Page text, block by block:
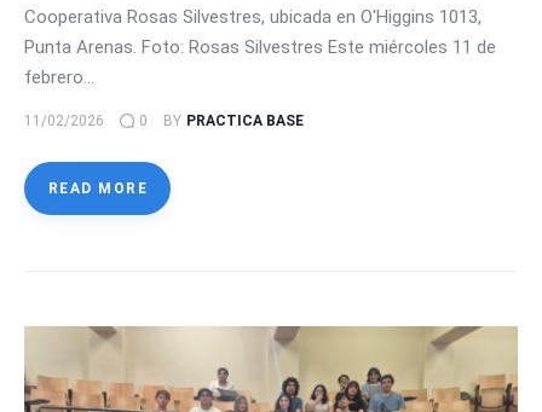
Cooperativa Rosas Silvestres, ubicada en O'Higgins 1013,
Punta Arenas. Foto: Rosas Silvestres Este miércoles 11 de
febrero…
11/02/2026 0 BY PRACTICA BASE
READ MORE